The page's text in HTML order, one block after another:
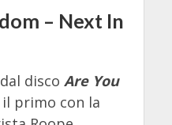
– Next In
disco Are You
primo con la